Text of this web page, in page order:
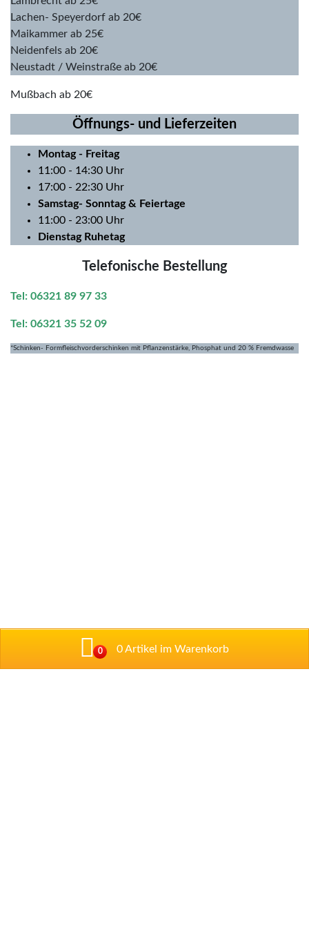
0 0 Artikel im Warenkorb
Lachen- Speyerdorf ab 20€
Maikammer ab 25€
Neidenfels ab 20€
Neustadt / Weinstraße ab 20€
Mußbach ab 20€
Öffnungs- und Lieferzeiten
Montag - Freitag
11:00 - 14:30 Uhr
17:00 - 22:30 Uhr
Samstag- Sonntag & Feiertage
11:00 - 23:00 Uhr
Dienstag Ruhetag
Telefonische Bestellung
Tel: 06321 89 97 33
Tel: 06321 35 52 09
*Schinken- Formfleischvorderschinken mit Pflanzenstärke, Phosphat und 20 % Fremdwasse